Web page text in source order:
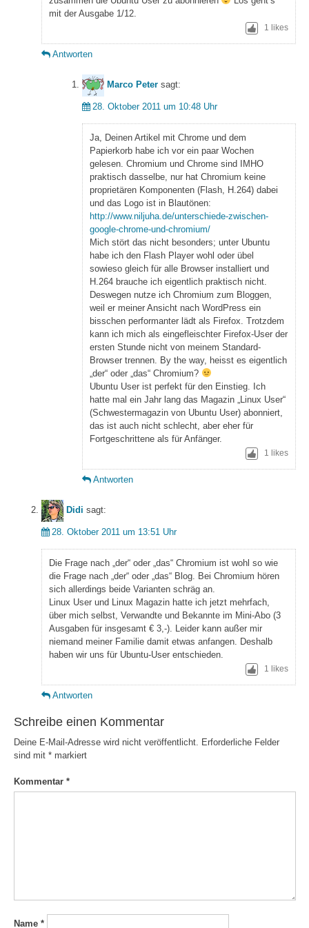
mit der Ausgabe 1/12.
1 likes
Antworten
Marco Peter sagt:
28. Oktober 2011 um 10:48 Uhr
Ja, Deinen Artikel mit Chrome und dem
Papierkorb habe ich vor ein paar Wochen
gelesen. Chromium und Chrome sind IMHO
praktisch dasselbe, nur hat Chromium keine
proprietären Komponenten (Flash, H.264) dabei
und das Logo ist in Blautönen:
http://www.niljuha.de/unterschiede-zwischen-
google-chrome-und-chromium/
Mich stört das nicht besonders; unter Ubuntu
habe ich den Flash Player wohl oder übel
sowieso gleich für alle Browser installiert und
H.264 brauche ich eigentlich praktisch nicht.
Deswegen nutze ich Chromium zum Bloggen,
weil er meiner Ansicht nach WordPress ein
bisschen performanter lädt als Firefox. Trotzdem
kann ich mich als eingefleischter Firefox-User der
ersten Stunde nicht von meinem Standard-
Browser trennen. By the way, heisst es eigentlich
„der“ oder „das“ Chromium?
Ubuntu User ist perfekt für den Einstieg. Ich
hatte mal ein Jahr lang das Magazin „Linux User“
(Schwestermagazin von Ubuntu User) abonniert,
das ist auch nicht schlecht, aber eher für
Fortgeschrittene als für Anfänger.
1 likes
Antworten
Didi sagt:
28. Oktober 2011 um 13:51 Uhr
Die Frage nach „der“ oder „das“ Chromium ist wohl so wie
die Frage nach „der“ oder „das“ Blog. Bei Chromium hören
sich allerdings beide Varianten schräg an.
Linux User und Linux Magazin hatte ich jetzt mehrfach,
über mich selbst, Verwandte und Bekannte im Mini-Abo (3
Ausgaben für insgesamt € 3,-). Leider kann außer mir
niemand meiner Familie damit etwas anfangen. Deshalb
haben wir uns für Ubuntu-User entschieden.
1 likes
Antworten
Schreibe einen Kommentar
Deine E-Mail-Adresse wird nicht veröffentlicht.
Erforderliche Felder
sind mit *markiert
Kommentar *
Name *